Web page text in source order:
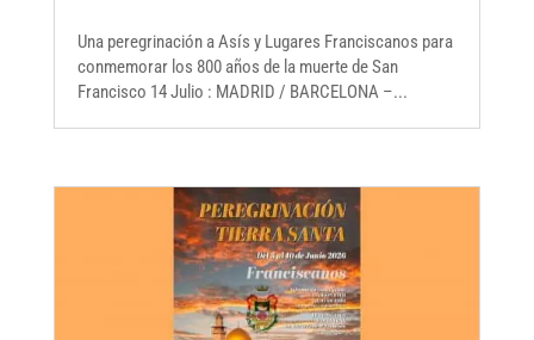
Una peregrinación a Asís y Lugares Franciscanos para
conmemorar los 800 años de la muerte de San
Francisco 14 Julio : MADRID / BARCELONA –...